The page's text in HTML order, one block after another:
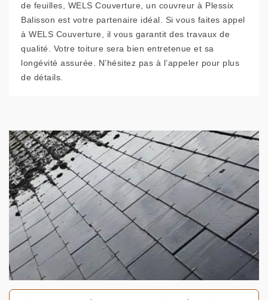
de feuilles, WELS Couverture, un couvreur à Plessix
Balisson est votre partenaire idéal. Si vous faites appel
à WELS Couverture, il vous garantit des travaux de
qualité. Votre toiture sera bien entretenue et sa
longévité assurée. N’hésitez pas à l’appeler pour plus
de détails.